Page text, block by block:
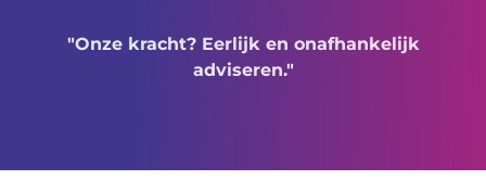
"Onze kracht? Eerlijk en onafhankelijk
adviseren."